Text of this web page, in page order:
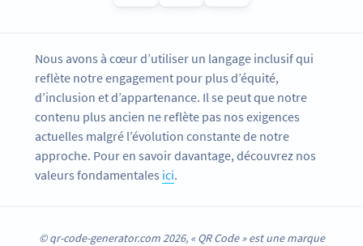
Nous avons à cœur d’utiliser un langage inclusif qui
reflète notre engagement pour plus d’équité,
d’inclusion et d’appartenance. Il se peut que notre
contenu plus ancien ne reflète pas nos exigences
actuelles malgré l’évolution constante de notre
approche. Pour en savoir davantage, découvrez nos
valeurs fondamentales ici.
© qr-code-generator.com 2026, « QR Code » est une marque